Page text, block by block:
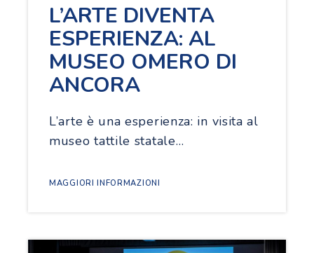
L’ARTE DIVENTA
ESPERIENZA: AL
MUSEO OMERO DI
ANCORA
L’arte è una esperienza: in visita al
museo tattile statale…
MAGGIORI INFORMAZIONI